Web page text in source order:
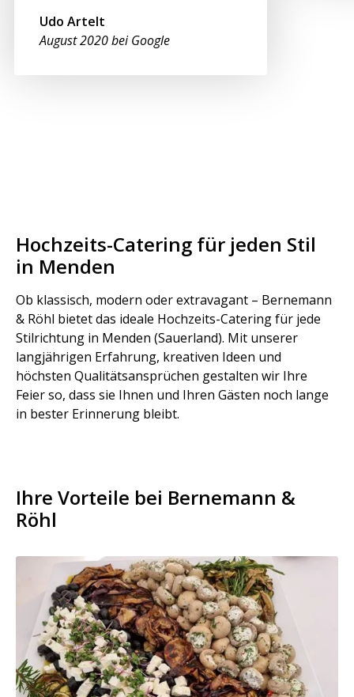
Udo Artelt
August 2020 bei Google
Hochzeits-Catering für jeden Stil
in Menden
Ob klassisch, modern oder extravagant – Bernemann
& Röhl bietet das ideale Hochzeits-Catering für jede
Stilrichtung in Menden (Sauerland). Mit unserer
langjährigen Erfahrung, kreativen Ideen und
höchsten Qualitätsansprüchen gestalten wir Ihre
Feier so, dass sie Ihnen und Ihren Gästen noch lange
in bester Erinnerung bleibt.
Ihre Vorteile bei Bernemann &
Röhl